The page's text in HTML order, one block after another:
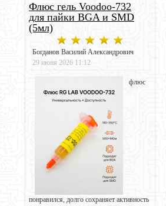
Флюс гель Voodoo-732
для пайки BGA и SMD
(5мл)
Богданов Василий Александрович
29 июня 2026 11:12
флюс
понравился, долго сохраняет активность